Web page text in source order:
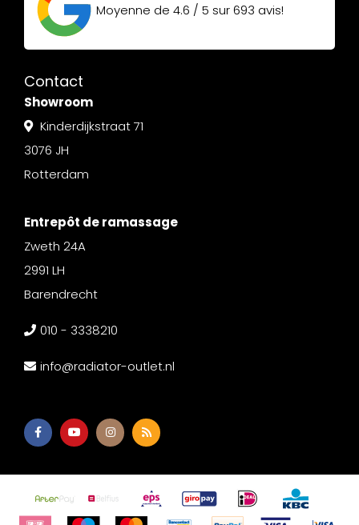
Moyenne de 4.6 / 5 sur693 avis!
Contact
Showroom
Kinderdijkstraat 71
3076 JH
Rotterdam
Entrepôt de ramassage
Zweth 24A
2991 LH
Barendrecht
010 - 3338210
info@radiator-outlet.nl